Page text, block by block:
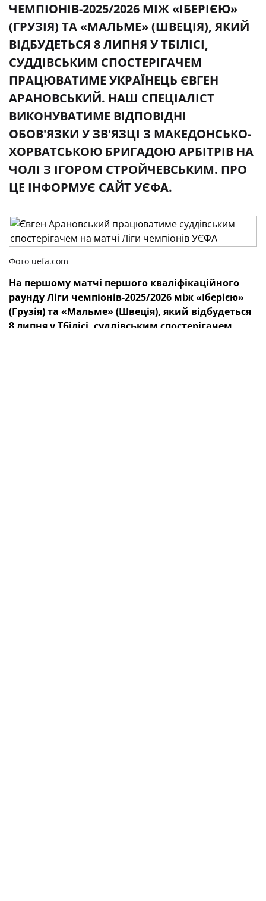
ЧЕМПІОНІВ-2025/2026 МІЖ «ІБЕРІЄЮ»
(ГРУЗІЯ) ТА «МАЛЬМЕ» (ШВЕЦІЯ), ЯКИЙ
ВІДБУДЕТЬСЯ 8 ЛИПНЯ У ТБІЛІСІ,
СУДДІВСЬКИМ СПОСТЕРІГАЧЕМ
ПРАЦЮВАТИМЕ УКРАЇНЕЦЬ ЄВГЕН
АРАНОВСЬКИЙ. НАШ СПЕЦІАЛІСТ
ВИКОНУВАТИМЕ ВІДПОВІДНІ
ОБОВ'ЯЗКИ У ЗВ'ЯЗЦІ З МАКЕДОНСЬКО-
ХОРВАТСЬКОЮ БРИГАДОЮ АРБІТРІВ НА
ЧОЛІ З ІГОРОМ СТРОЙЧЕВСЬКИМ. ПРО
ЦЕ ІНФОРМУЄ САЙТ УЄФА.
Фото uefa.com
На першому матчі першого кваліфікаційного
раунду Ліги чемпіонів-2025/2026 між «Іберією»
(Грузія) та «Мальме» (Швеція), який відбудеться
8 липня у Тбілісі, суддівським спостерігачем